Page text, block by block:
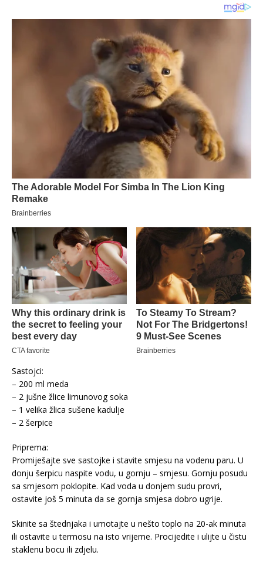
Sastojci:
– 200 ml meda
– 2 jušne žlice limunovog soka
– 1 velika žlica sušene kadulje
– 2 šerpice
Priprema:
Promiješajte sve sastojke i stavite smjesu na vodenu paru. U
donju šerpicu naspite vodu, u gornju – smjesu. Gornju posudu
sa smjesom poklopite. Kad voda u donjem sudu provri,
ostavite još 5 minuta da se gornja smjesa dobro ugrije.
Skinite sa štednjaka i umotajte u nešto toplo na 20-ak minuta
ili ostavite u termosu na isto vrijeme. Procijedite i ulijte u čistu
staklenu bocu ili zdjelu.